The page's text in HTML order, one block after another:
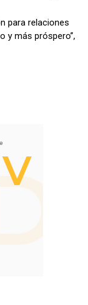
para relaciones
y más próspero”,